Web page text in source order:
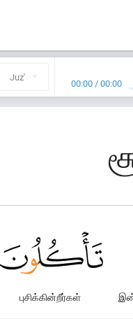
Juz' 00:00 /00:00
புசிக்கின்றீர்கள்